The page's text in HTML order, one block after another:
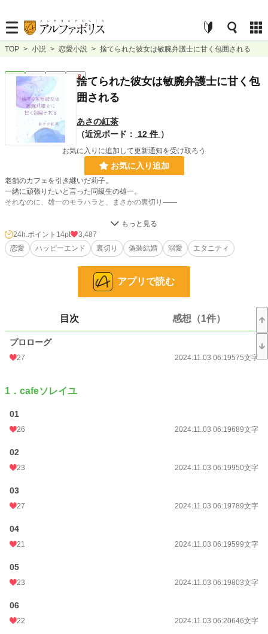
TOP > 小説 > 恋愛小説 > 捨てられた彼女は敏腕弁護士に甘く包囲される
恋愛 完結 長編 R18捨てられた彼女は敏腕弁護士に甘く包
囲される
あさの紅茶
（近況ボード：
12 件 ）
お気に入りに追加して更新通知を受け取ろう
お気に入り追加
老舗のカフェを引き継いだ莉子。
一緒に頑張りたいと言った同級生の雄一。
それなのに、雄一のモラハラと、まさかの裏切り――
救ってくれたのはカフェの常連客である弁護士の石井穂高。
甘くて優しい言葉が、傷心の莉子を癒していく――
*****
このお話は他のサイトにも掲載しています。
恋愛 13,631 位 / 66,405 件
お気に入り
24h.ポイント
文字数
更新日時
初回公開日時
年間ポイント
24h.ポイント 14pt
3,487
恋愛
ハッピーエンド 裏切り 偽装結婚 溺愛 エタニティ
アプリで読む
目次 感想（1件）
プロローグ
27 2024.11.03 06:19575文字
1．cafeソレイユ
01
26 2024.11.03 06:19689文字
02
23 2024.11.03 06:19950文字
03
27 2024.11.03 06:19789文字
04
21 2024.11.03 06:19599文字
05
23 2024.11.03 06:19803文字
06
22 2024.11.03 06:20646文字